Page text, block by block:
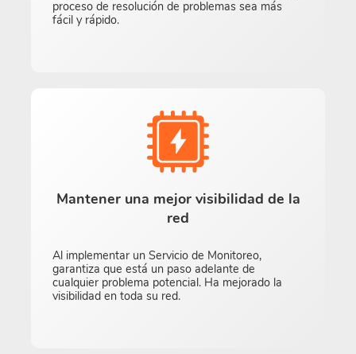
proceso de resolución de problemas sea más
fácil y rápido.
Mantener una mejor visibilidad de la
red
Al implementar un Servicio de Monitoreo,
garantiza que está un paso adelante de
cualquier problema potencial. Ha mejorado la
visibilidad en toda su red.